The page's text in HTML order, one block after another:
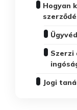
Hogyan
Szerzi
Jogi